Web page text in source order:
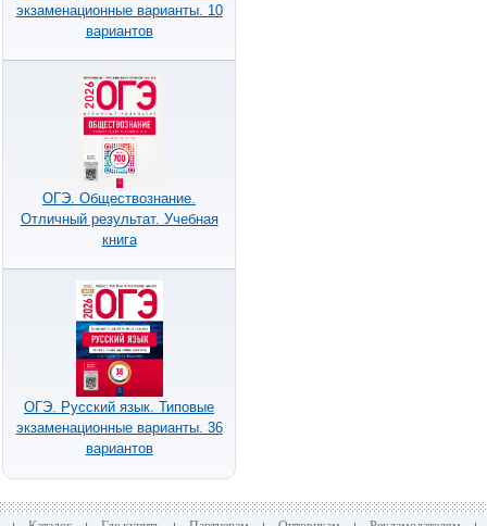
экзаменационные варианты. 10
вариантов
ОГЭ. Обществознание.
Отличный результат. Учебная
книга
ОГЭ. Русский язык. Типовые
экзаменационные варианты. 36
вариантов